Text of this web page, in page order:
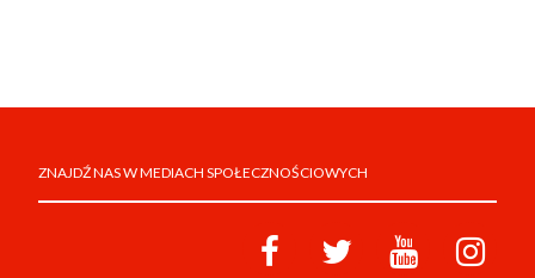
ZNAJDŹ NAS W MEDIACH SPOŁECZNOŚCIOWYCH